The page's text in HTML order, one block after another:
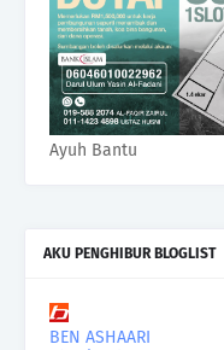
Ayuh Bantu
AKU PENGHIBUR BLOGLIST
BEN ASHAARI